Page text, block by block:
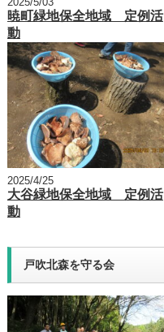
暁町緑地保全地域 定例活
動
2025/4/25
大谷緑地保全地域 定例活
動
戸吹北森を守る会